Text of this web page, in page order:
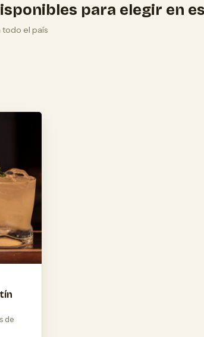
para elegir en
todo el país
de